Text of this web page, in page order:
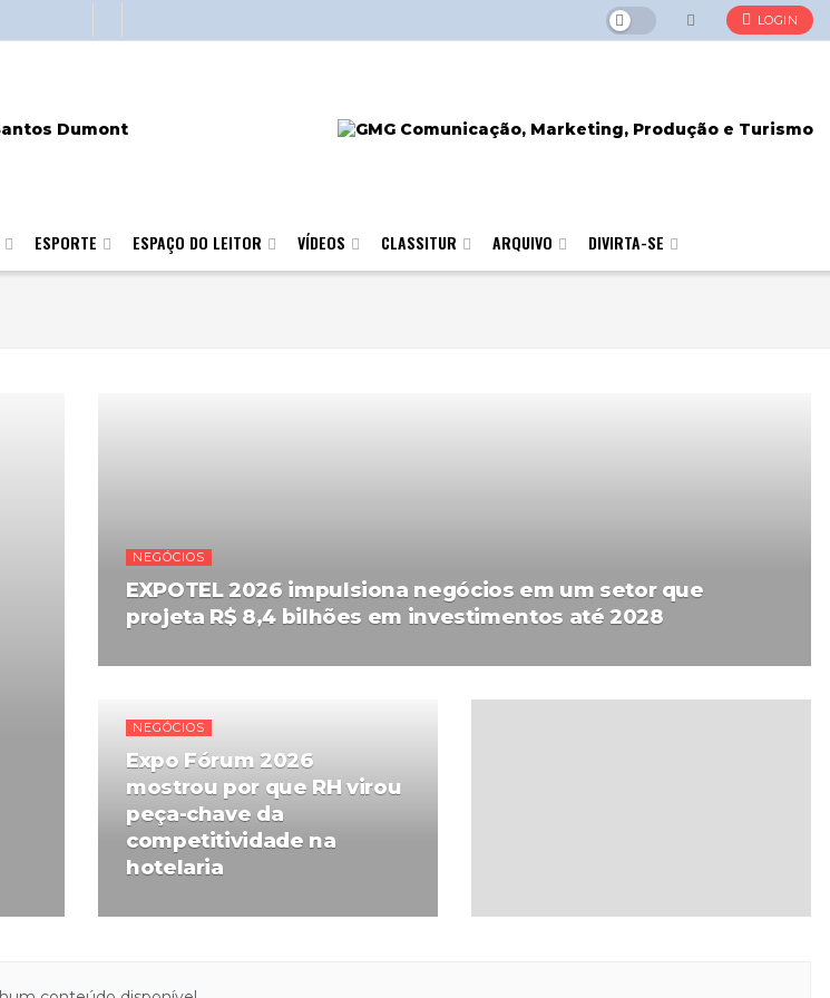
LOGIN
ESPORTE ESPAÇO DO LEITOR VÍDEOS CLASSITUR ARQUIVO DIVIRTA-SE
NEGÓCIOS
EXPOTEL 2026 impulsiona negócios em um setor que
projeta R$ 8,4 bilhões em investimentos até 2028
NEGÓCIOS
Expo Fórum 2026
mostrou por que RH virou
peça-chave da
competitividade na
hotelaria